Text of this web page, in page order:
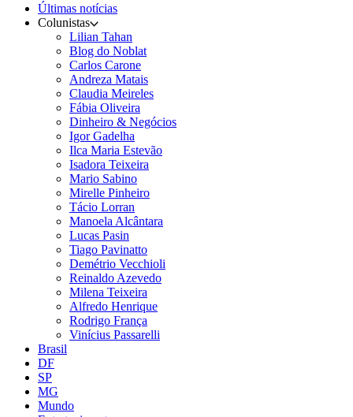
Últimas notícias
Colunistas
Lilian Tahan
Blog do Noblat
Carlos Carone
Andreza Matais
Claudia Meireles
Fábia Oliveira
Dinheiro & Negócios
Igor Gadelha
Ilca Maria Estevão
Isadora Teixeira
Mario Sabino
Mirelle Pinheiro
Tácio Lorran
Manoela Alcântara
Lucas Pasin
Tiago Pavinatto
Demétrio Vecchioli
Reinaldo Azevedo
Milena Teixeira
Alfredo Henrique
Rodrigo França
Vinícius Passarelli
Brasil
DF
SP
MG
Mundo